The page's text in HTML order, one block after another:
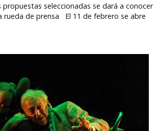
propuestas seleccionadas se dará a conocer
rueda de prensa El 11 de febrero se abre